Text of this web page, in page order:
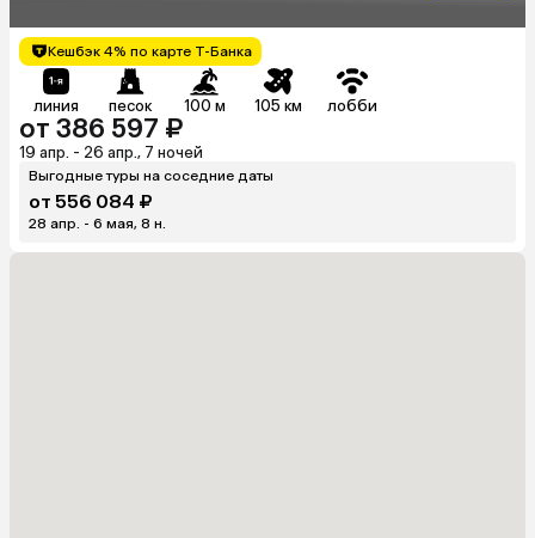
Кешбэк 4% по карте Т-Банка
линия песок 100 м 105 км лобби
от 386 597 ₽
19 апр. - 26 апр., 7 ночей
Выгодные туры на соседние даты
от 556 084 ₽
28 апр. - 6 мая, 8 н.